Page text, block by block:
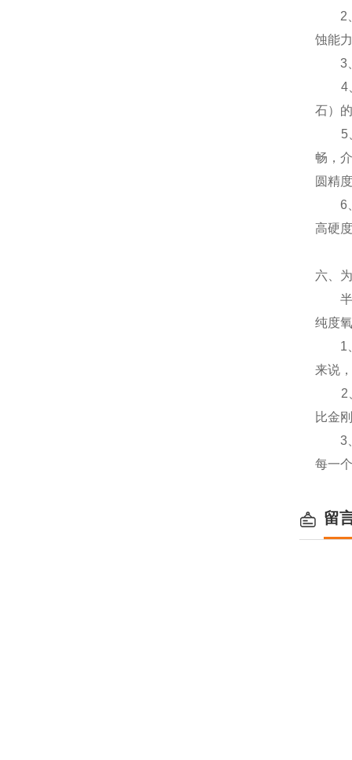
2、
蚀能
3、
4、
石）
5、
畅，
圆精
6、
高硬
六、
半衬
纯度
1、
来说
2、
比金
3、
每一
留